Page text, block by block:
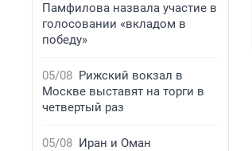
Памфилова назвала участие в
голосовании «вкладом в
победу»
05/08 Рижский вокзал в
Москве выставят на торги в
четвертый раз
05/08 Иран и Оман